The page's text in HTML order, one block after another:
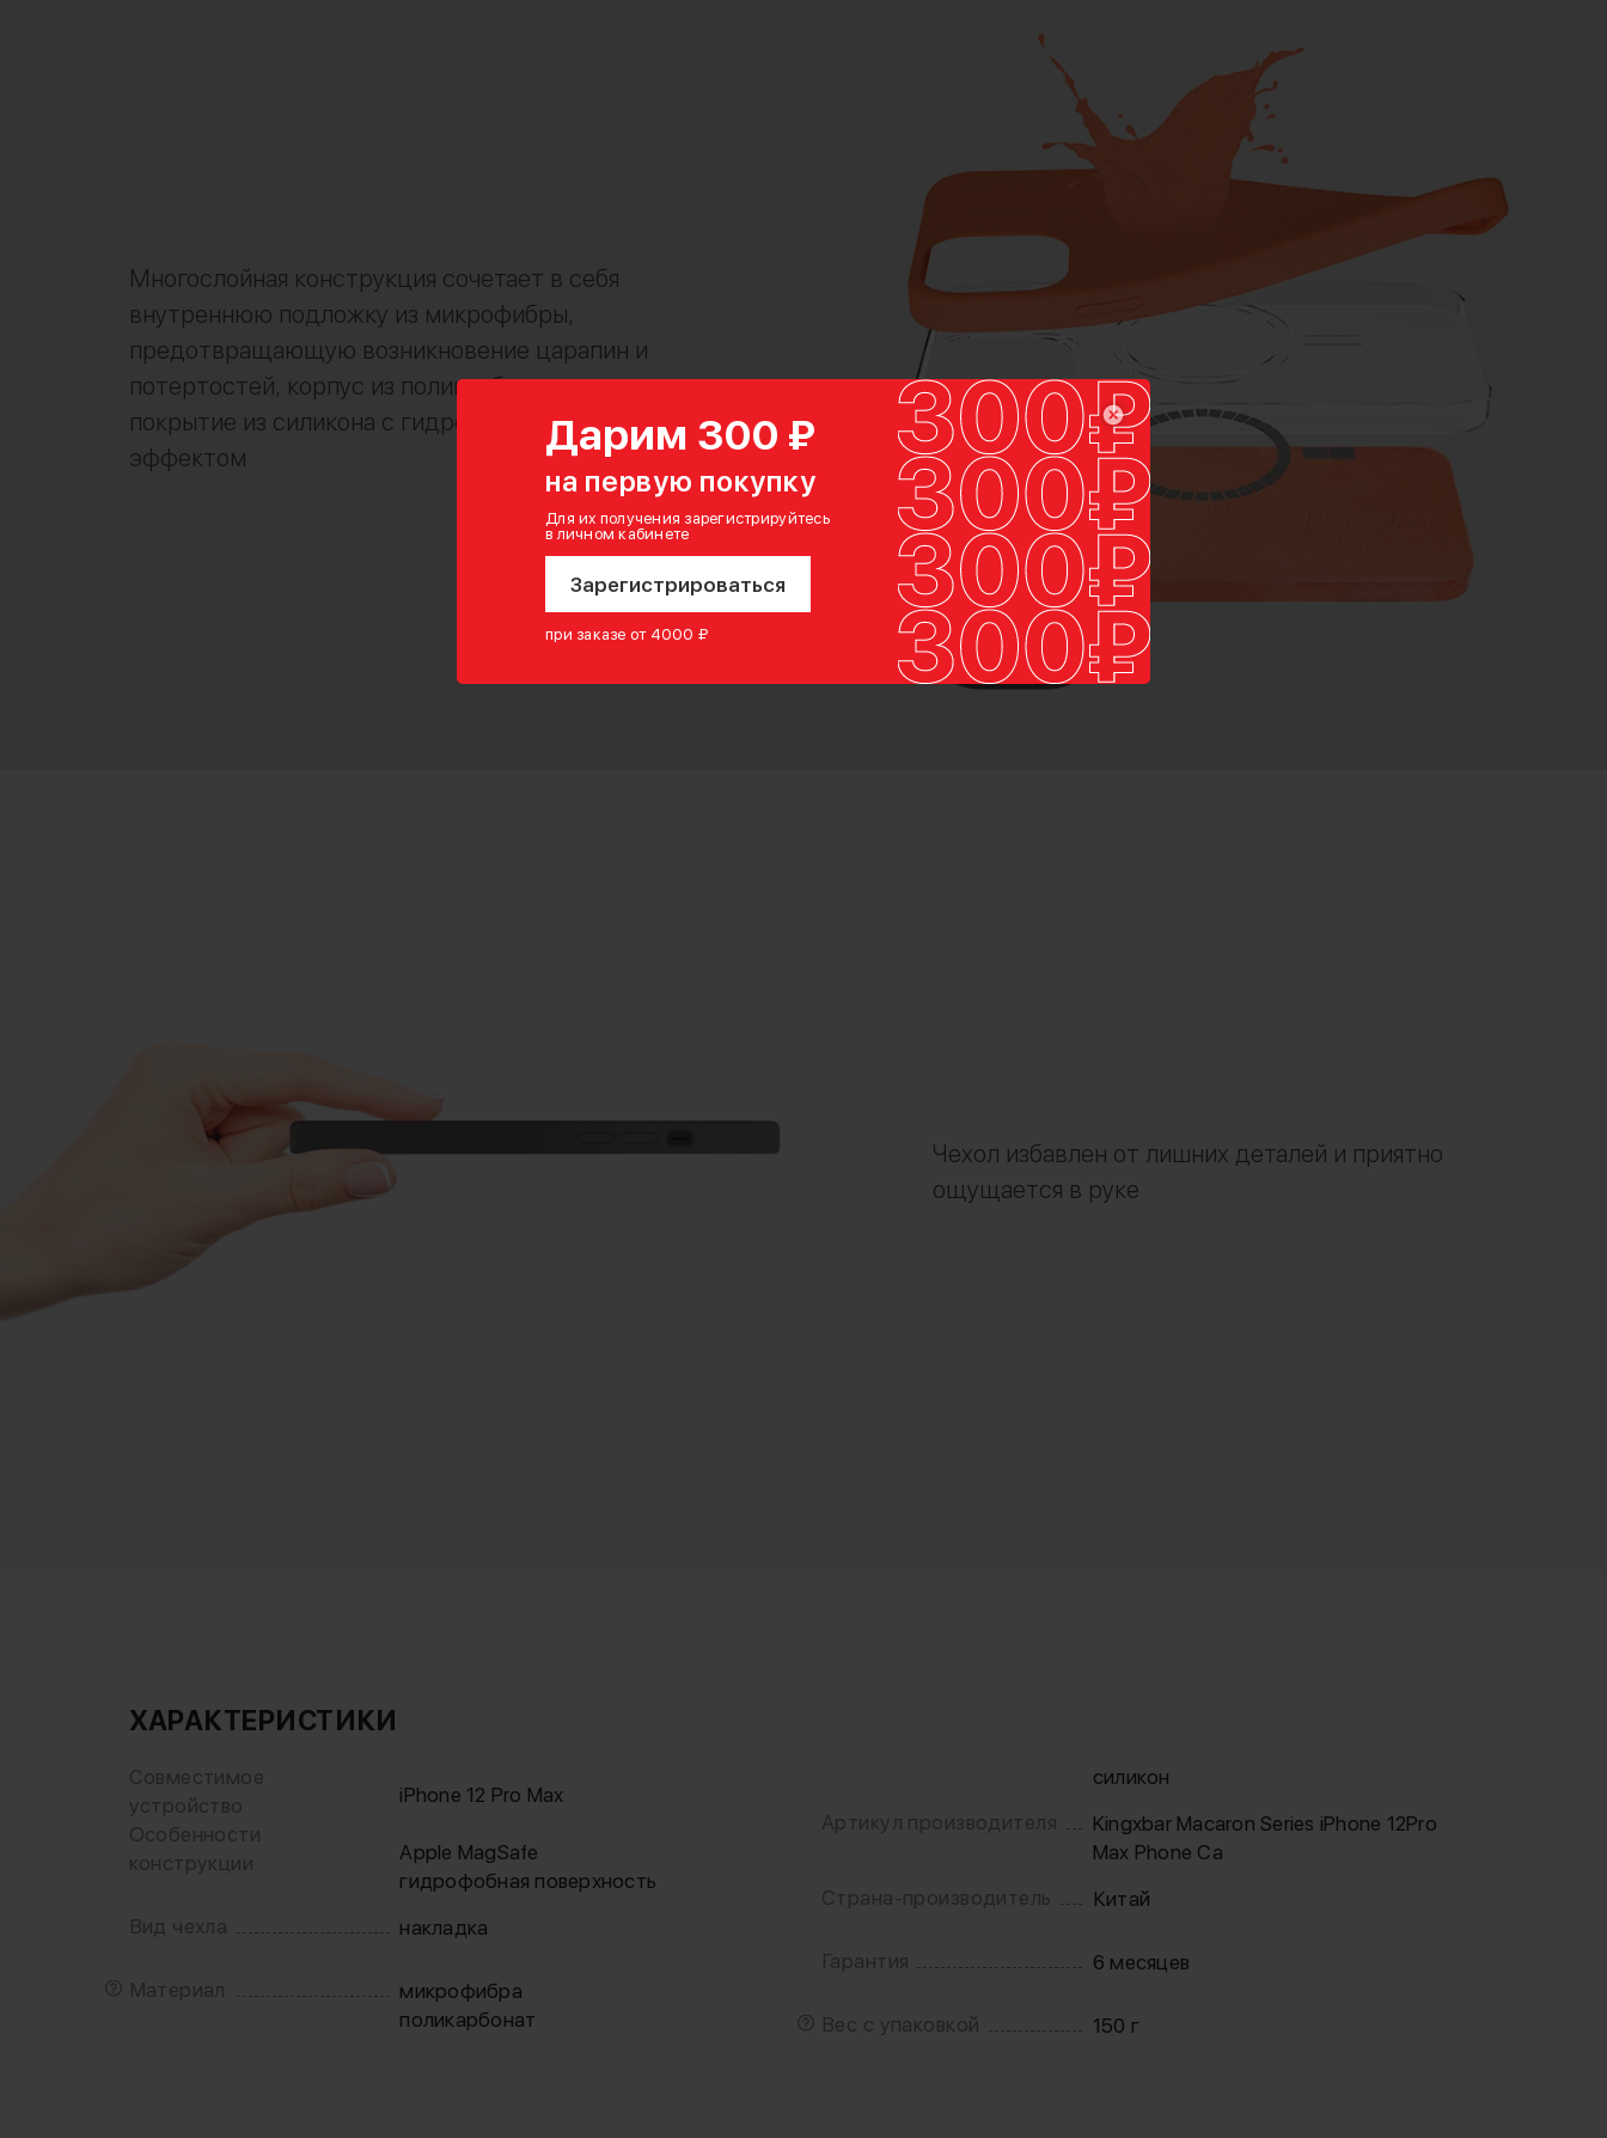
Дарим 300 ₽
на первую покупку
Для их получения зарегистрируйтесь
в личном кабинете
Зарегистрироваться
при заказе от 4000 ₽
Многослойная конструкция сочетает в себя
внутреннюю подложку из микрофибры,
предотвращающую возникновение царапин и
потертостей, корпус из поликарбоната и
покрытие из силикона с гидрофобным
эффектом
Чехол избавлен от лишних деталей и приятно
ощущается в руке
ХАРАКТЕРИСТИКИ
Совместимое
устройство
iPhone 12 Pro Max
Особенности
конструкции
Apple MagSafe
гидрофобная поверхность
Вид чехла
накладка
Материал
микрофибра
поликарбонат
силикон
Артикул производителя
Kingxbar Macaron Series iPhone 12Pro
Max Phone Ca
Страна-производитель
Китай
Гарантия 6 месяцев
Вес с упаковкой 150 г